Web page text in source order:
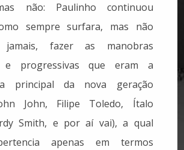
não: Paulinho continuou
sempre surfara, mas não
jamais, fazer as manobras
e progressivas que eram a
principal da nova geração
John, Filipe Toledo, Ítalo
Smith, e por aí vai), a qual
apenas em termos